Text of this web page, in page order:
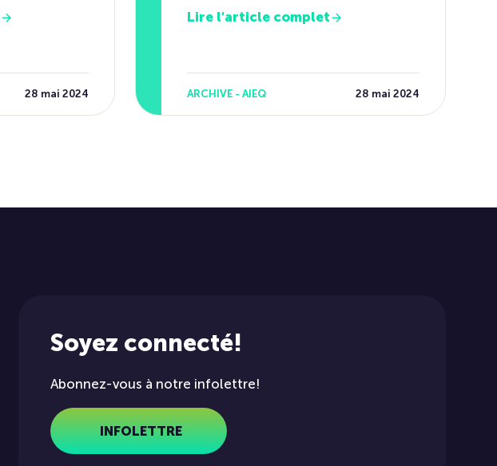
28 mai 2024
Lire l'article complet
ARCHIVE - AIEQ 28 mai 2024
Soyez connecté!
Abonnez-vous à notre infolettre!
INFOLETTRE